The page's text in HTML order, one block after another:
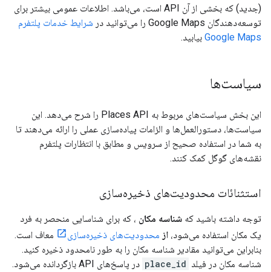
(جدید) که بخشی از آن API است، می‌باشد. اطلاعات عمومی بیشتر برای
توسعه‌دهندگان Google Maps را می‌توانید در
شرایط خدمات پلتفرم
Google Maps بیابید.
سیاست‌ها
این بخش سیاست‌های مربوط به Places API را شرح می‌دهد. این
سیاست‌ها، دستورالعمل‌ها و الزامات پیاده‌سازی عملی را ارائه می‌دهند تا
به شما در استفاده صحیح از سرویس و مطابق با انتظارات پلتفرم
نقشه‌های گوگل کمک کنند.
استثنائات محدودیت‌های ذخیره‌سازی
توجه داشته باشید که شناسه مکان ، که برای شناسایی منحصر به فرد
یک مکان استفاده می‌شود، از محدودیت‌های ذخیره‌سازی
معاف است.
بنابراین می‌توانید مقادیر شناسه مکان را به طور نامحدود ذخیره کنید.
شناسه مکان در فیلد place_id
در پاسخ‌های API بازگردانده می‌شود.